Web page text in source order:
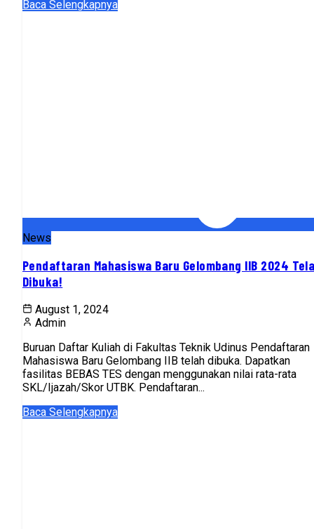
Baca Selengkapnya
News
Pendaftaran Mahasiswa Baru Gelombang IIB 2024
Dibuka!
August 1, 2024
Admin
Buruan Daftar Kuliah di Fakultas Teknik Udinus Pendaftaran
Mahasiswa Baru Gelombang IIB telah dibuka. Dapatkan
fasilitas BEBAS TES dengan menggunakan nilai rata-rata
SKL/Ijazah/Skor UTBK. Pendaftaran...
Baca Selengkapnya